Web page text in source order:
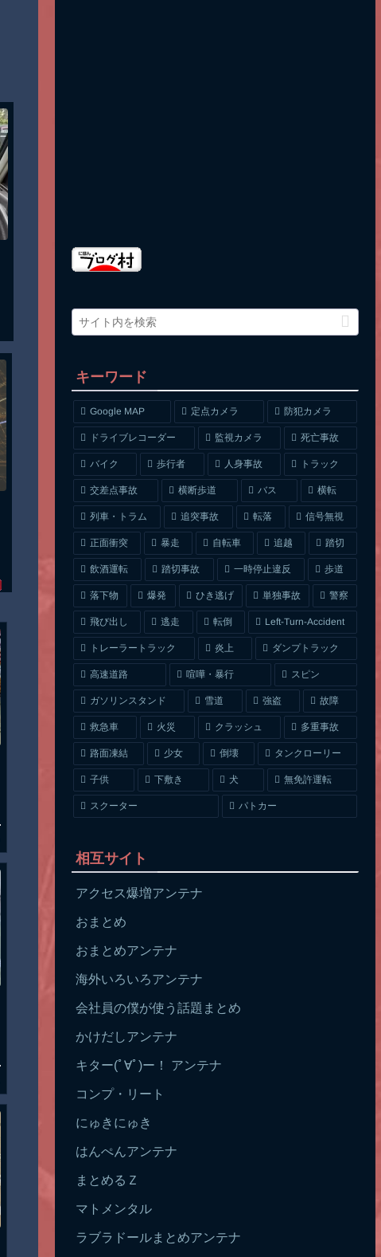
キーワード
Google MAP 定点カメラ 防犯カメラ
ドライブレコーダー 監視カメラ 死亡事故
バイク 歩行者 人身事故 トラック
交差点事故 横断歩道 バス 横転
列車・トラム 追突事故 転落 信号無視
正面衝突 暴走 自転車 追越 踏切
飲酒運転 踏切事故 一時停止違反 歩道
落下物 爆発 ひき逃げ 単独事故 警察
飛び出し 逃走 転倒 Left-Turn-Accident
トレーラートラック 炎上 ダンプトラック
高速道路 喧嘩・暴行 スピン
ガソリンスタンド 雪道 強盗 故障
救急車 火災 クラッシュ 多重事故
路面凍結 少女 倒壊 タンクローリー
子供 下敷き 犬 無免許運転
スクーター パトカー
相互サイト
アクセス爆増アンテナ
おまとめ
おまとめアンテナ
海外いろいろアンテナ
会社員の僕が使う話題まとめ
かけだしアンテナ
キター(ﾟ∀ﾟ)ー！ アンテナ
コンプ・リート
にゅきにゅき
はんぺんアンテナ
まとめるＺ
マトメンタル
ラブラドールまとめアンテナ